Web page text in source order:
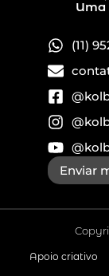
Uma
(11)
Enviar
Apoio criativo